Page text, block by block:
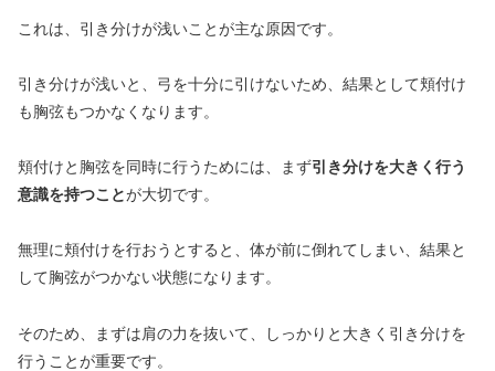
これは、引き分けが浅いことが主な原因です。
引き分けが浅いと、弓を十分に引けないため、結果として頬付け
も胸弦もつかなくなります。
頬付けと胸弦を同時に行うためには、まず引き分けを大きく行う
意識を持つことが大切です。
無理に頬付けを行おうとすると、体が前に倒れてしまい、結果と
して胸弦がつかない状態になります。
そのため、まずは肩の力を抜いて、しっかりと大きく引き分けを
行うことが重要です。